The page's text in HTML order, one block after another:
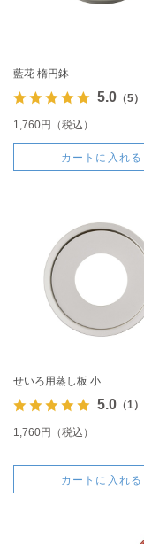
藍花 楕円鉢
5.0（5）
1,760円（税込）
カートに入れる
せいろ用蒸し板 小
5.0（1）
1,760円（税込）
カートに入れる